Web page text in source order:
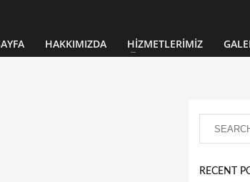
HAKKIMIZDA HİZMETLERİMİZ
RECENT